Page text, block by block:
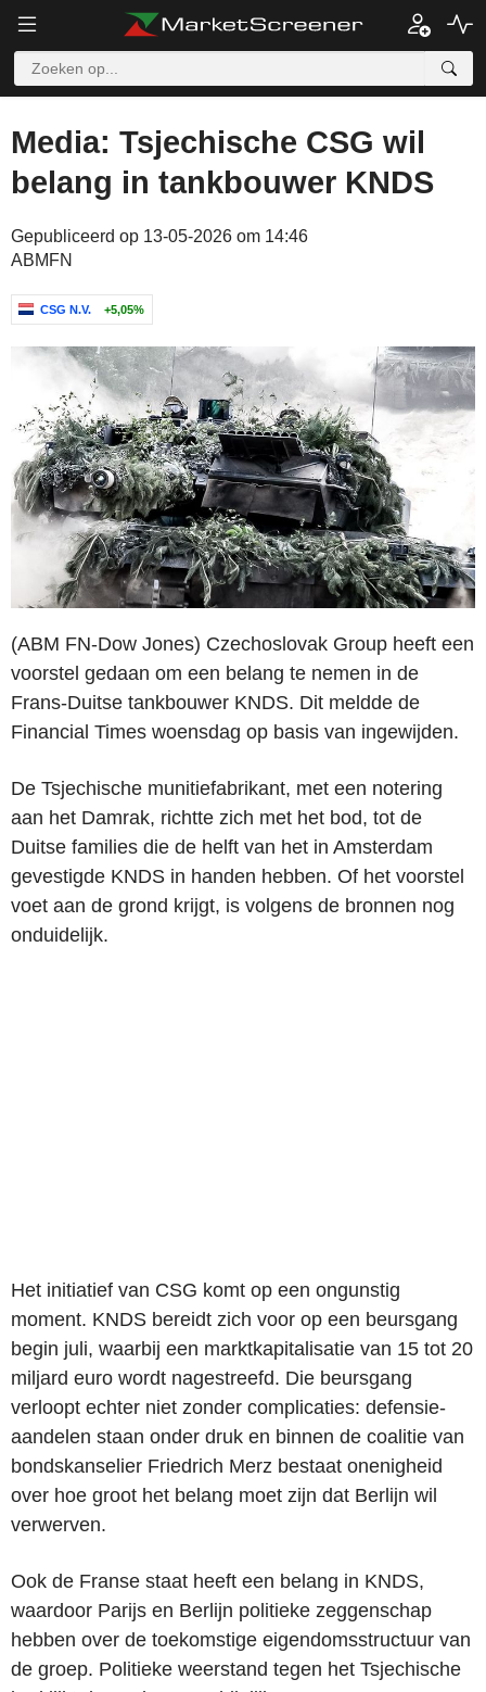
Media: Tsjechische CSG wil
belang in tankbouwer KNDS
Gepubliceerd op 13-05-2026 om 14:46
ABMFN
CSG N.V. +5,05%
(ABM FN-Dow Jones) Czechoslovak Group heeft een
voorstel gedaan om een belang te nemen in de
Frans-Duitse tankbouwer KNDS. Dit meldde de
Financial Times woensdag op basis van ingewijden.
De Tsjechische munitiefabrikant, met een notering
aan het Damrak, richtte zich met het bod, tot de
Duitse families die de helft van het in Amsterdam
gevestigde KNDS in handen hebben. Of het voorstel
voet aan de grond krijgt, is volgens de bronnen nog
onduidelijk.
Het initiatief van CSG komt op een ongunstig
moment. KNDS bereidt zich voor op een beursgang
begin juli, waarbij een marktkapitalisatie van 15 tot 20
miljard euro wordt nagestreefd. Die beursgang
verloopt echter niet zonder complicaties: defensie-
aandelen staan onder druk en binnen de coalitie van
bondskanselier Friedrich Merz bestaat onenigheid
over hoe groot het belang moet zijn dat Berlijn wil
verwerven.
Ook de Franse staat heeft een belang in KNDS,
waardoor Parijs en Berlijn politieke zeggenschap
hebben over de toekomstige eigendomsstructuur van
de groep. Politieke weerstand tegen het Tsjechische